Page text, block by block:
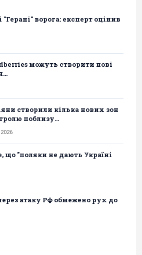
"Герані" ворога: експерт оцінив
можуть створити нові
створили кілька нових зон
поблизу...
що "поляки не дають Україні
атаку РФ обмежено рух до